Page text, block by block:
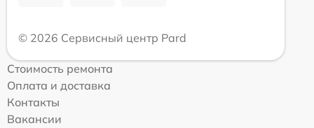
© 2026 Сервисный центр Pard
Стоимость ремонта
Оплата и доставка
Контакты
Вакансии